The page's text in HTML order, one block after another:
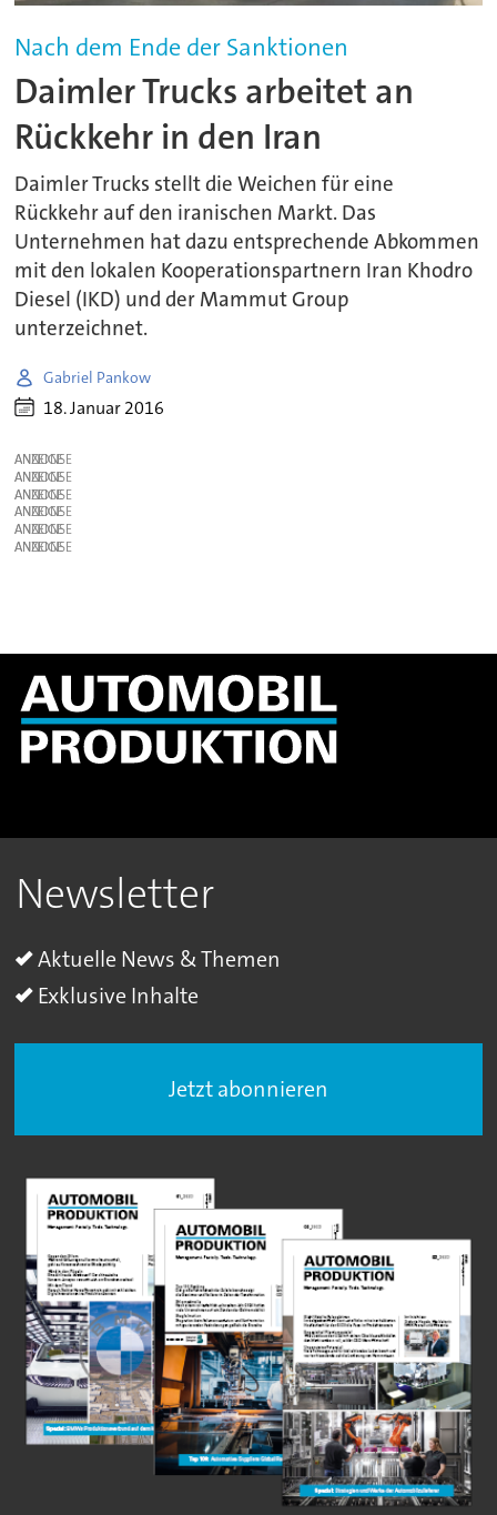
Nach dem Ende der Sanktionen
Daimler Trucks arbeitet an
Rückkehr in den Iran
Daimler Trucks stellt die Weichen für eine
Rückkehr auf den iranischen Markt. Das
Unternehmen hat dazu entsprechende Abkommen
mit den lokalen Kooperationspartnern Iran Khodro
Diesel (IKD) und der Mammut Group
unterzeichnet.
Gabriel Pankow
18. Januar 2016
ANZEIGE
ANZEIGE
ANZEIGE
ANZEIGE
ANZEIGE
ANZEIGE
Newsletter
Aktuelle News & Themen
Exklusive Inhalte
Jetzt abonnieren